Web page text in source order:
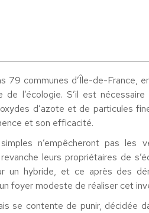
79 communes d’Île-de-France,
l’écologie. S’il est nécessaire
d’azote et de particules
et son efficacité.
n’empêcheront pas les
leurs propriétaires de
hybride, et ce après des
foyer modeste de réaliser cet
se contente de punir, décidée